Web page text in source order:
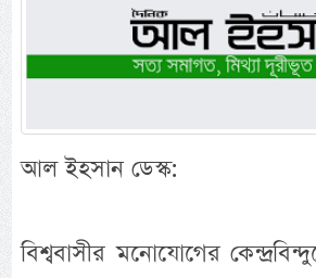
আল ইহসান ডেস্ক:
বিশ্ববাসীর মনোযোগের